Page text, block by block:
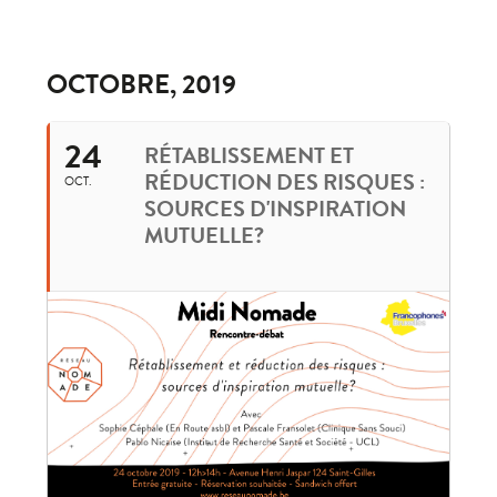
OCTOBRE, 2019
24
OCT.
RÉTABLISSEMENT ET
RÉDUCTION DES RISQUES :
SOURCES D'INSPIRATION
MUTUELLE?